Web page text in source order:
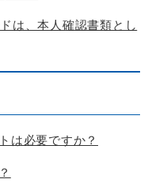
は、本人確認書類とし
は必要ですか？